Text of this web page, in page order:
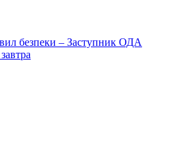
безпеки – Заступник ОДА